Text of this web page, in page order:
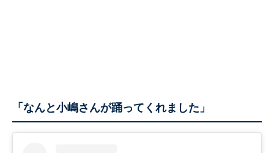
「なんと小嶋さんが踊ってくれました」